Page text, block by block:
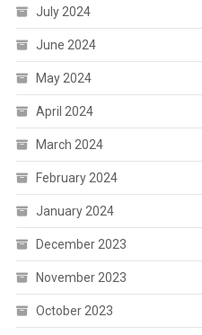
July 2024
June 2024
May 2024
April 2024
March 2024
February 2024
January 2024
December 2023
November 2023
October 2023